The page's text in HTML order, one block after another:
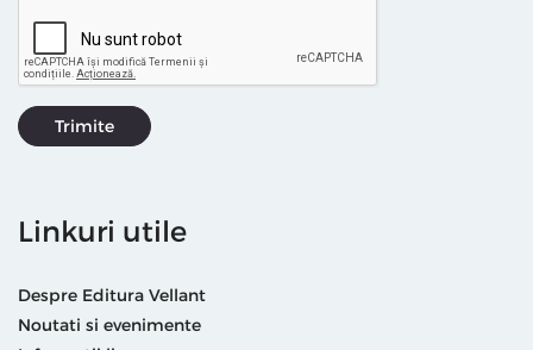
Trimite
Linkuri utile
Despre Editura Vellant
Noutati si evenimente